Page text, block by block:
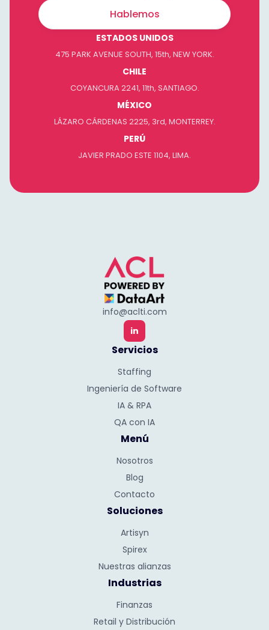
Hablemos
ESTADOS UNIDOS
475 PARK AVENUE SOUTH, 15th, NEW YORK.
CHILE
COYANCURA 2241, 11th, SANTIAGO.
MÉXICO
LÁZARO CÁRDENAS 2225, 3rd, MONTERREY.
PERÚ
JAVIER PRADO ESTE 1104, LIMA.
info@aclti.com
in
Servicios
Staffing
Ingeniería de Software
IA & RPA
QA con IA
Menú
Nosotros
Blog
Contacto
Soluciones
Artisyn
Spirex
Nuestras alianzas
Industrias
Finanzas
Retail y Distribución